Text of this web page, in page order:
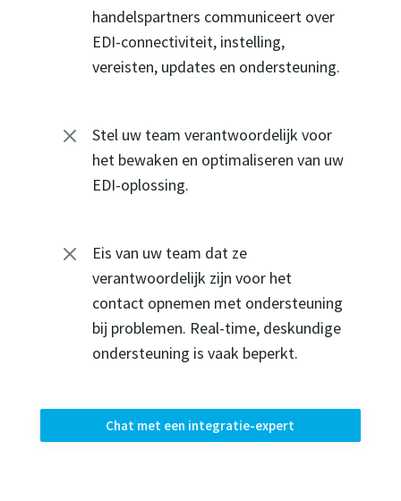
handelspartners communiceert over
EDI-connectiviteit, instelling,
vereisten, updates en ondersteuning.
M
Stel uw team verantwoordelijk voor
het bewaken en optimaliseren van uw
EDI-oplossing.
M
Eis van uw team dat ze
verantwoordelijk zijn voor het
contact opnemen met ondersteuning
bij problemen. Real-time, deskundige
ondersteuning is vaak beperkt.
Chat met een integratie-expert